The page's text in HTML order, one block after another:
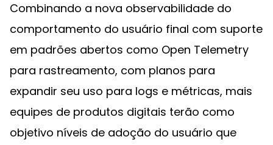
Combinando a nova observabilidade do
comportamento do usuário final com suporte
em padrões abertos como Open Telemetry
para rastreamento, com planos para
expandir seu uso para logs e métricas, mais
equipes de produtos digitais terão como
objetivo níveis de adoção do usuário que